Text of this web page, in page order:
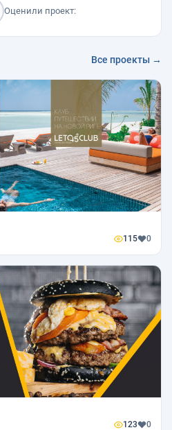
Оценили проект:
Все проекты →
115 0
123 0